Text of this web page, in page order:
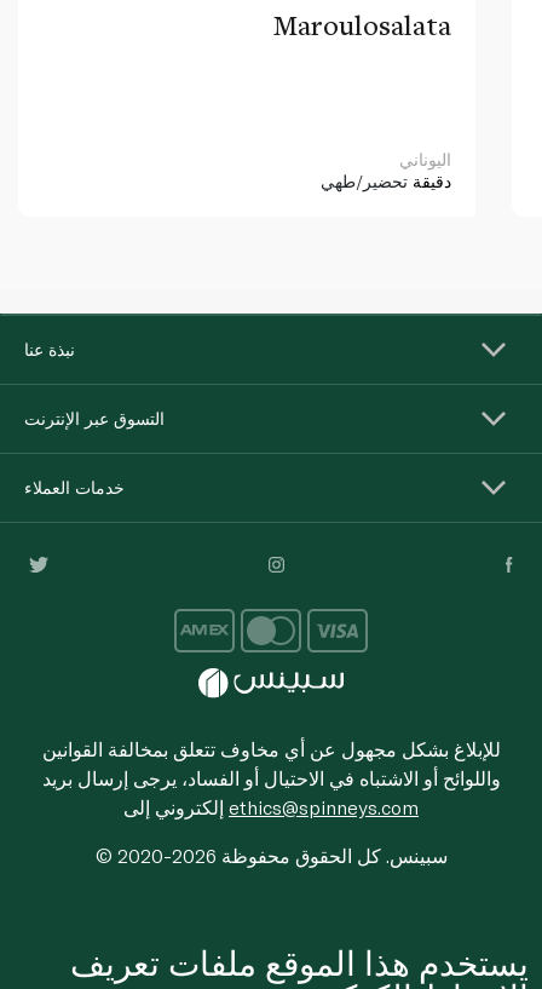
Maroulosalata
اليوناني
دقيقة تحضير/طهي
نبذة عنا
التسوق عبر الإنترنت
خدمات العملاء
للإبلاغ بشكل مجهول عن أي مخاوف تتعلق بمخالفة القوانين
واللوائح أو الاشتباه في الاحتيال أو الفساد، يرجى إرسال بريد
ethics@spinneys.com
© 2020-2026 سبينس. كل الحقوق محفوظة
يستخدم هذا الموقع ملفات تعريف